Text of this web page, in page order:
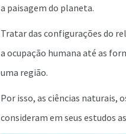
a paisagem do planeta.
Tratar das configurações do
a ocupação humana até as
uma região.
Por isso, as ciências
consideram em seus estudos